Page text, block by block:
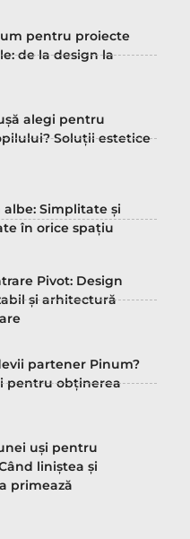
pentru proiecte
de la design la
alegi pentru
Soluții estetice
albe: Simplitate și
în orice spațiu
Pivot: Design
și arhitectură
partener Pinum?
pentru obținerea
uși pentru
liniștea și
primează